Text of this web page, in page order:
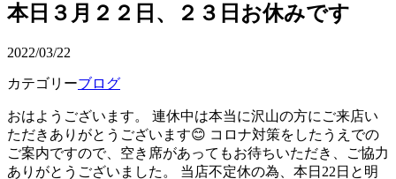
本日３月２２日、２３日お休みです
2022/03/22
カテゴリーブログ
おはようございます。 連休中は本当に沢山の方にご来店い
ただきありがとうございます😊 コロナ対策をしたうえでの
ご案内ですので、空き席があってもお待ちいただき、ご協力
ありがとうございました。 当店不定休の為、本日22日と明